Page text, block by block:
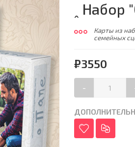
ꞈ
Карты из
семейных
₽3550
-